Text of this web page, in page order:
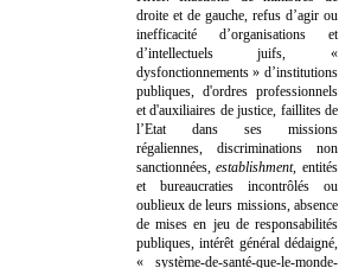
droite et de gauche, refus d’agir ou
inefficacité d’organisations et
d’intellectuels juifs, «
dysfonctionnements » d’institutions
publiques, d'ordres professionnels
et d'auxiliaires de justice, faillites de
l’Etat dans ses missions
régaliennes, discriminations non
sanctionnées,establishment, entités
et bureaucraties incontrôlés ou
oublieux de leurs missions, absence
de mises en jeu de responsabilités
publiques, intérêt général dédaigné,
« système-de-santé-que-le-monde-